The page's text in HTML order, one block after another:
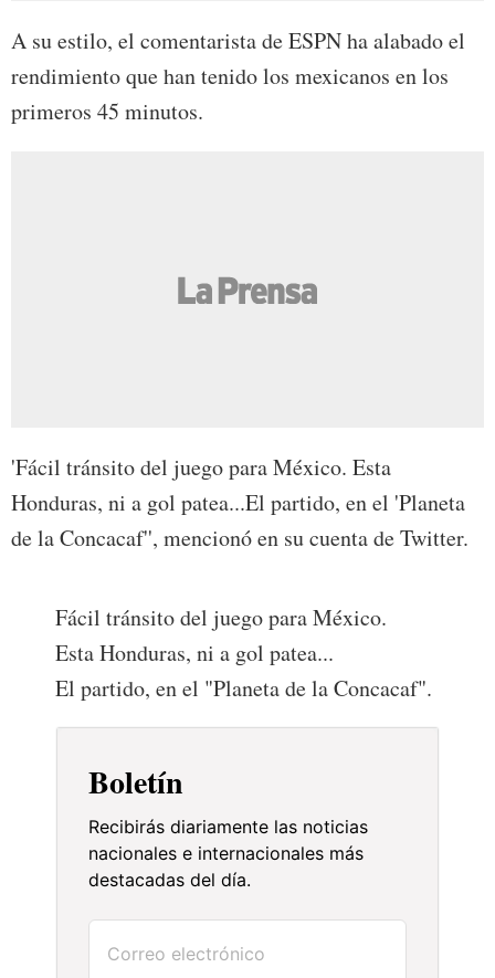
A su estilo, el comentarista de ESPN ha alabado el
rendimiento que han tenido los mexicanos en los
primeros 45 minutos.
'Fácil tránsito del juego para México. Esta
Honduras, ni a gol patea...El partido, en el 'Planeta
de la Concacaf'', mencionó en su cuenta de Twitter.
Fácil tránsito del juego para México.
Esta Honduras, ni a gol patea...
El partido, en el "Planeta de la Concacaf".
Boletín
Recibirás diariamente las noticias
nacionales e internacionales más
destacadas del día.